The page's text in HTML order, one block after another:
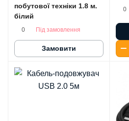
побутової техніки 1.8 м.
білий
0 Під замовлення
Замовити
0